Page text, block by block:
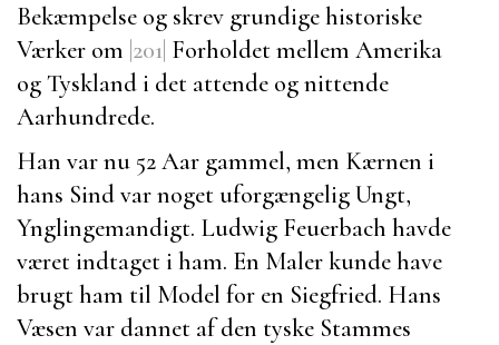
Bekæmpelse og skrev grundige historiske
Værker om |201| Forholdet mellem Amerika
og Tyskland i det attende og nittende
Aarhundrede.
Han var nu 52 Aar gammel, men Kærnen i
hans Sind var noget uforgængelig Ungt,
Ynglingemandigt. Ludwig Feuerbach havde
været indtaget i ham. En Maler kunde have
brugt ham til Model for en Siegfried. Hans
Væsen var dannet af den tyske Stammes